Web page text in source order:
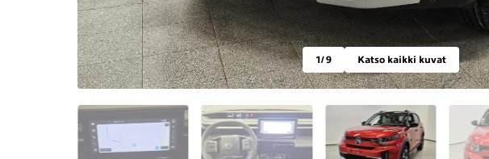
1/ 9 Katso kaikki kuvat